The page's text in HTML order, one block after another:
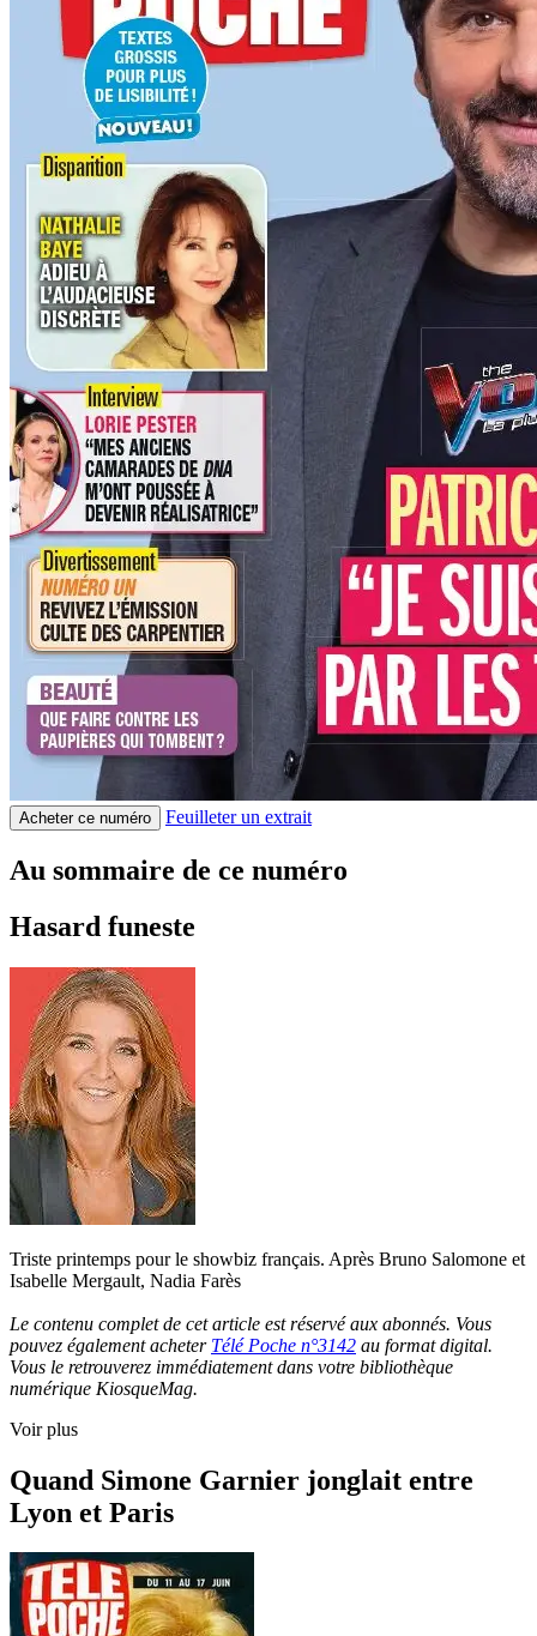
Acheter ce numéro Feuilleter un extrait
Au sommaire de ce numéro
Hasard funeste
Triste printemps pour le showbiz français. Après Bruno Salomone et
Isabelle Mergault, Nadia Farès
Le contenu complet de cet article est réservé aux abonnés. Vous
pouvez également acheter Télé Poche n°3142 au format digital.
Vous le retrouverez immédiatement dans votre bibliothèque
numérique KiosqueMag.
Voir plus
Quand Simone Garnier jonglait entre
Lyon et Paris